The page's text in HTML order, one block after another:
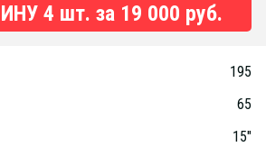
4 шт. за 19 000 руб.
195
65
15"